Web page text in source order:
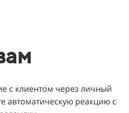
с клиентом через личный
автоматическую реакцию с